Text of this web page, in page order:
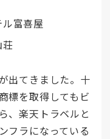
富喜屋
出てきました。十
標を取得してもビ
、楽天トラベルと
フラになっている